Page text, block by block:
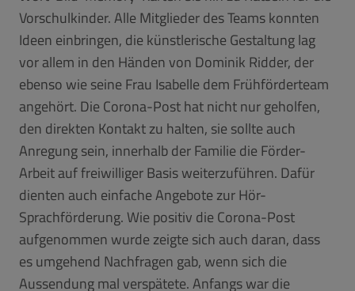
Vorschulkinder. Alle Mitglieder des Teams konnten
Ideen einbringen, die künstlerische Gestaltung lag
vor allem in den Händen von Dominik Ridder, der
ebenso wie seine Frau Isabelle dem Frühförderteam
angehört. Die Corona-Post hat nicht nur geholfen,
den direkten Kontakt zu halten, sie sollte auch
Anregung sein, innerhalb der Familie die Förder-
Arbeit auf freiwilliger Basis weiterzuführen. Dafür
dienten auch einfache Angebote zur Hör-
Sprachförderung. Wie positiv die Corona-Post
aufgenommen wurde zeigte sich auch daran, dass
es umgehend Nachfragen gab, wenn sich die
Aussendung mal verspätete. Anfangs war die